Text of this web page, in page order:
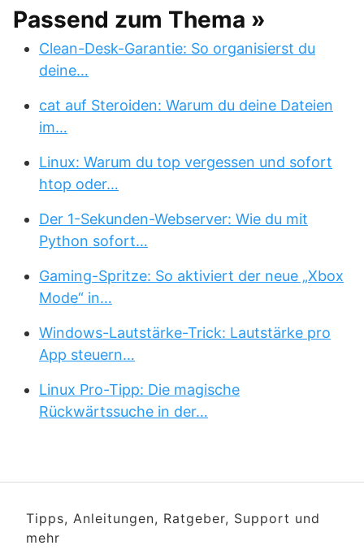
Passend zum Thema »
Clean-Desk-Garantie: So organisierst du
deine…
cat auf Steroiden: Warum du deine Dateien
im…
Linux: Warum du top vergessen und sofort
htop oder…
Der 1-Sekunden-Webserver: Wie du mit
Python sofort…
Gaming-Spritze: So aktiviert der neue „Xbox
Mode“ in…
Windows-Lautstärke-Trick: Lautstärke pro
App steuern…
Linux Pro-Tipp: Die magische
Rückwärtssuche in der…
Tipps, Anleitungen, Ratgeber, Support und
mehr